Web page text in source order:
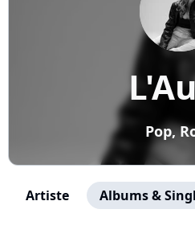
Pop,
Artiste Albums &